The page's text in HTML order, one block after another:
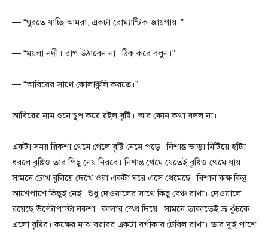
— “ঘুরতে যাচ্ছি আমরা, একটা রোম্যান্টিক জায়গায়।”
— “ময়লা নদী। রাগ উঠাবেন না। ঠিক করে বলুন।”
— “আবিরের সাথে কোলাকুলি করতে।”
আবিরের নাম শুনে চুপ করে রইল বৃষ্টি। আর কোন কথা বলল না।
একটা সময় রিকশা থেমে গেলে বৃষ্টি নেমে পড়ে। নিশান্ত ভাড়া মিটিয়ে হাঁটা
ধরলে বৃষ্টিও তার পিছু নেয় নিরবে। নিশান্ত থেমে যেতেই বৃষ্টিও থেমে যায়।
সামনে চোখ বুলিয়ে দেখে ওরা একটা ঘরে এসে থেমেছে। বিশাল কক্ষ কিন্তু
আশেপাশে কিছুই নেই। শুধু দেওয়ালের সাথে কিছু বেঞ্চ রাখা। দেওয়ালে
রয়েছে উল্টোপাল্টা নকশা। কালার স্প্রে দিয়ে। সামনে তাকাতেই ভ্রূ কুঁচকে
এলো বৃষ্টির। কক্ষের মাঝ বরাবর একটা বর্গাকার টেবিল রাখা। তার দুই পাশে